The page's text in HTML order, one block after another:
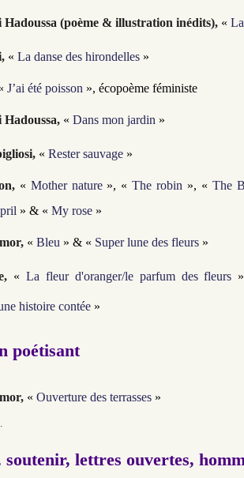
(poème & illustration inédits), «
« La danse des hirondelles »
J’ai été poisson », écopoème féministe
« Dans mon jardin »
« Rester sauvage »
« Mother nature », «The robin », « The
» & « My rose »
« Bleu » & « Super lune des fleurs »
« La fleur d'oranger/le parfum des fleurs
histoire contée »
poétisant
, « Ouverture des terrasses »
soutenir, lettres ouvertes,